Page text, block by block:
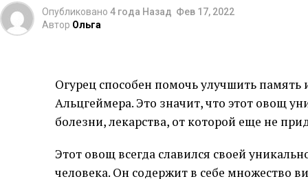
Опубликовано 4 года Назад Фев 17, 2022
Автор Ольга
Огурец способен помочь улучшить память
Альцгеймера. Это значит, что этот овощ
болезни, лекарства, от которой еще не
Этот овощ всегда славился своей
человека. Он содержит в себе множество